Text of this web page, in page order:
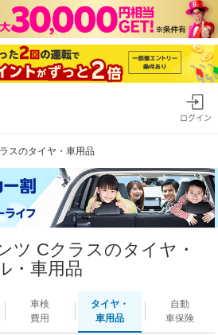
ログイン
スのタイヤ・車用品
ツ Cクラスのタイヤ・
・車用品
車検
費用
タイヤ・
車用品
自動
車保険